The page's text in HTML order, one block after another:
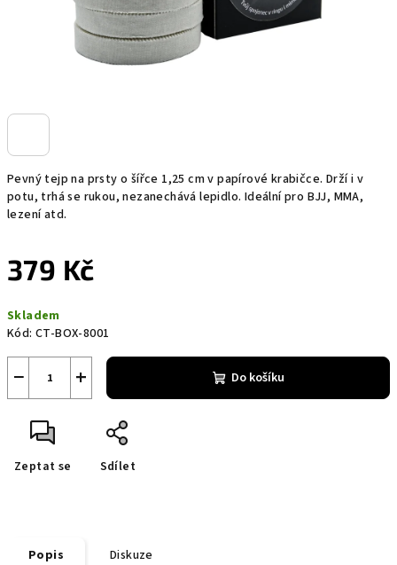
Pevný tejp na prsty o šířce 1,25 cm v papírové krabičce. Drží i v
potu, trhá se rukou, nezanechává lepidlo. Ideální pro BJJ, MMA,
lezení atd.
379 Kč
cena:
Skladem
Kód: CT-BOX-8001
+
− Do košíku
Zeptat se Sdílet
Popis Diskuze